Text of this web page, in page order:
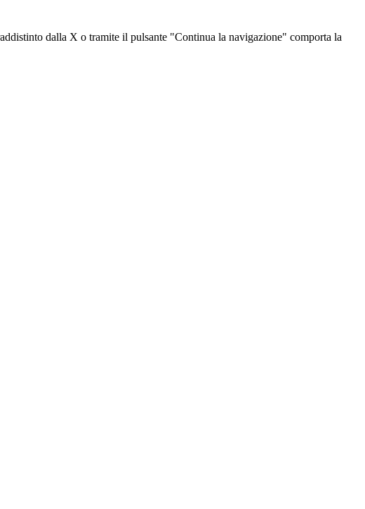
dalla X o tramite il pulsante "Continua la navigazione" comporta la